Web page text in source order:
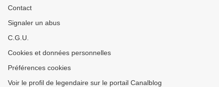
Contact
Signaler un abus
C.G.U.
Cookies et données personnelles
Préférences cookies
Voir le profil de legendaire sur le portail Canalblog